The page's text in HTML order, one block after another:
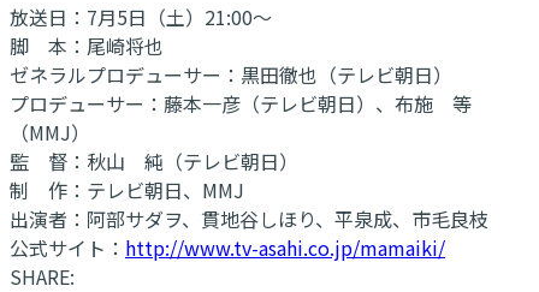
放送日：7月5日（土）21:00～
脚 本：尾崎将也
ゼネラルプロデューサー：黒田徹也（テレビ朝日）
プロデューサー：藤本一彦（テレビ朝日）、布施 等
（MMJ）
監 督：秋山 純（テレビ朝日）
制 作：テレビ朝日、MMJ
出演者：阿部サダヲ、貫地谷しほり、平泉成、市毛良枝
公式サイト： http://www.tv-asahi.co.jp/mamaiki/
SHARE: